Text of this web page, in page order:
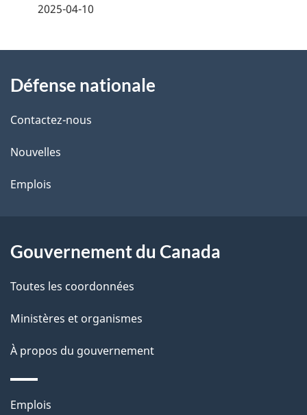
i
l
s
d
l
p
a
g
e
2025-04-10
propos
de
ce
site
Défense nationale
Contactez-nous
Nouvelles
Emplois
Gouvernement du Canada
Toutes les coordonnées
Ministères et organismes
À propos du gouvernement
Thèmes
Emplois